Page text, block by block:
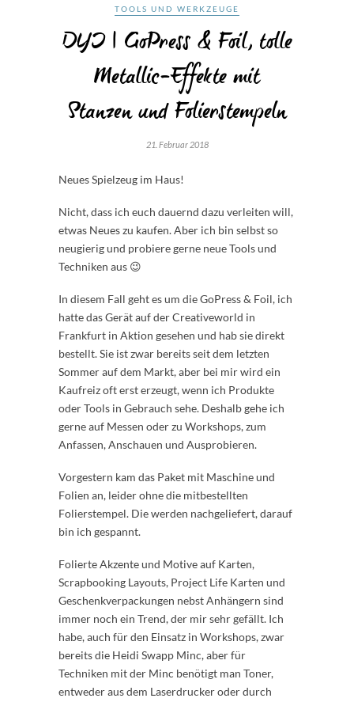
TOOLS UND WERKZEUGE
DYI | GoPress & Foil, tolle
Metallic-Effekte mit
Stanzen und Folierstempeln
21. Februar 2018
Neues Spielzeug im Haus!
Nicht, dass ich euch dauernd dazu verleiten will,
etwas Neues zu kaufen. Aber ich bin selbst so
neugierig und probiere gerne neue Tools und
Techniken aus 😉
In diesem Fall geht es um die GoPress & Foil, ich
hatte das Gerät auf der Creativeworld in
Frankfurt in Aktion gesehen und hab sie direkt
bestellt. Sie ist zwar bereits seit dem letzten
Sommer auf dem Markt, aber bei mir wird ein
Kaufreiz oft erst erzeugt, wenn ich Produkte
oder Tools in Gebrauch sehe. Deshalb gehe ich
gerne auf Messen oder zu Workshops, zum
Anfassen, Anschauen und Ausprobieren.
Vorgestern kam das Paket mit Maschine und
Folien an, leider ohne die mitbestellten
Folierstempel. Die werden nachgeliefert, darauf
bin ich gespannt.
Folierte Akzente und Motive auf Karten,
Scrapbooking Layouts, Project Life Karten und
Geschenkverpackungen nebst Anhängern sind
immer noch ein Trend, der mir sehr gefällt. Ich
habe, auch für den Einsatz in Workshops, zwar
bereits die Heidi Swapp Minc, aber für
Techniken mit der Minc benötigt man Toner,
entweder aus dem Laserdrucker oder durch